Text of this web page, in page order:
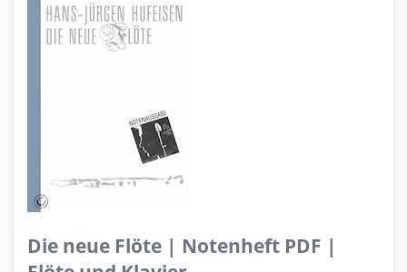
Die neue Flöte | Notenheft PDF |